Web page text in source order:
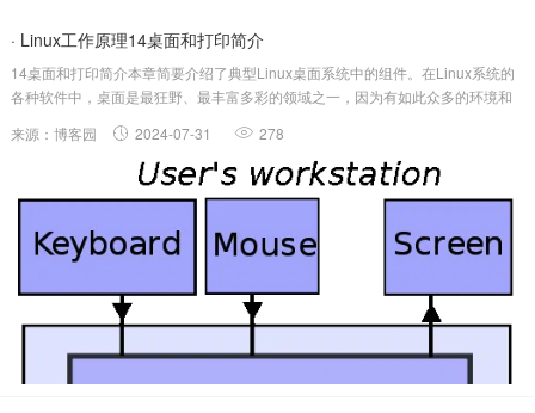
· Linux工作原理14桌面和打印简介
14桌面和打印简介本章简要介绍了典型Linux桌面系统中的组件。在Linux系统的
各种软件中，桌面是最狂野、最丰富多彩的领域之一，因为有如此众多的环境和
统的其他部分（如存储和网络）不同，创建桌面结构并不涉及庞大的层次结构.....
来源：博客园 2024-07-31 278